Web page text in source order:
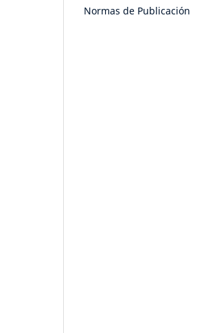
Normas de Publicación